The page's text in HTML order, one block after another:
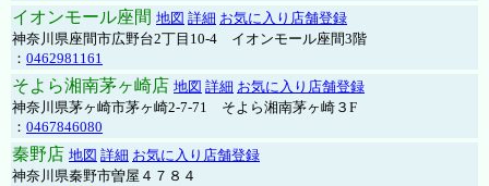
イオンモール座間 地図 詳細 お気に入り店舗登録
神奈川県座間市広野台2丁目10-4 イオンモール座間3階
： 0462981161
そよら湘南茅ヶ崎店 地図 詳細 お気に入り店舗登録
神奈川県茅ヶ崎市茅ヶ崎2‐7‐71 そよら湘南茅ヶ崎３F
： 0467846080
秦野店 地図 詳細 お気に入り店舗登録
神奈川県秦野市曽屋４７８４